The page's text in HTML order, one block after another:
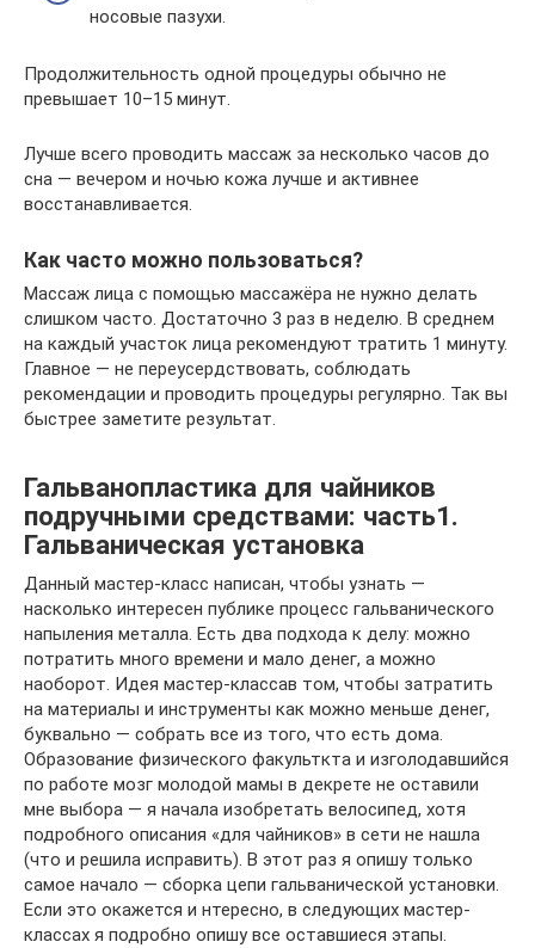
носовые пазухи.
Продолжительность одной процедуры обычно не
превышает 10–15 минут.
Лучше всего проводить массаж за несколько часов до
сна — вечером и ночью кожа лучше и активнее
восстанавливается.
Как часто можно пользоваться?
Массаж лица с помощью массажёра не нужно делать
слишком часто. Достаточно 3 раз в неделю. В среднем
на каждый участок лица рекомендуют тратить 1 минуту.
Главное — не переусердствовать, соблюдать
рекомендации и проводить процедуры регулярно. Так вы
быстрее заметите результат.
Гальванопластика для чайников
подручными средствами: часть1.
Гальваническая установка
Данный мастер-класс написан, чтобы узнать —
насколько интересен публике процесс гальванического
напыления металла. Есть два подхода к делу: можно
потратить много времени и мало денег, а можно
наоборот. Идея мастер-классав том, чтобы затратить
на материалы и инструменты как можно меньше денег,
буквально — собрать все из того, что есть дома.
Образование физического факульткта и изголодавшийся
по работе мозг молодой мамы в декрете не оставили
мне выбора — я начала изобретать велосипед, хотя
подробного описания «для чайников» в сети не нашла
(что и решила исправить). В этот раз я опишу только
самое начало — сборка цепи гальванической установки.
Если это окажется и нтересно, в следующих мастер-
классах я подробно опишу все оставшиеся этапы.